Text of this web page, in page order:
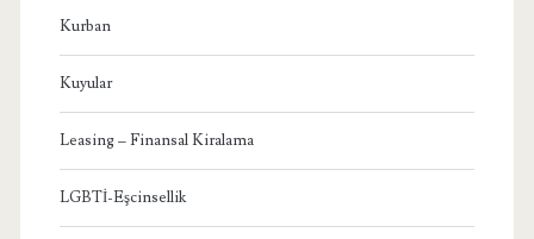
Kurban
Kuyular
Leasing – Finansal Kiralama
LGBTİ-Eşcinsellik